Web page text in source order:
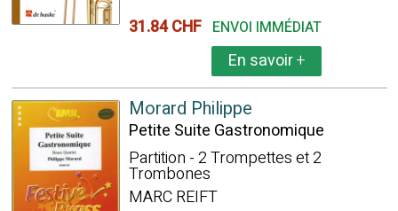
31.84 CHF ENVOI IMMÉDIAT
En savoir+
Morard Philippe
Petite Suite Gastronomique
Partition - 2 Trompettes et 2
Trombones
MARC REIFT